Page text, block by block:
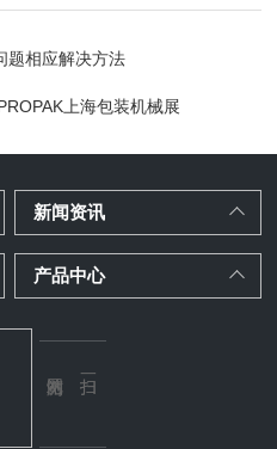
题相应解决方法
上海包装机械展
新闻资讯
产品中心